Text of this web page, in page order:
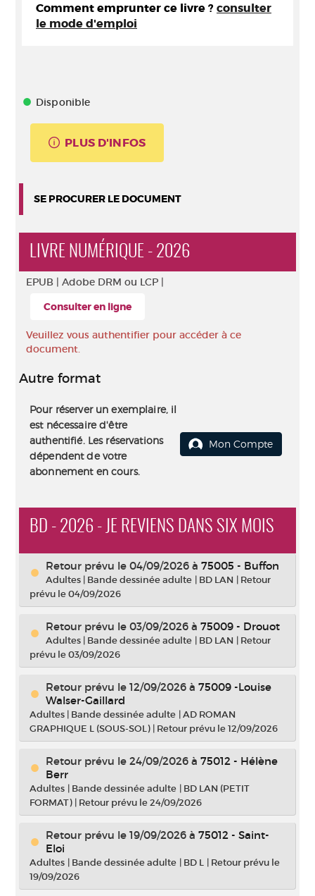
Comment emprunter ce livre ? consulter
le mode d'emploi
Disponible
PLUS D'INFOS
SE PROCURER LE DOCUMENT
LIVRE NUMÉRIQUE - 2026
EPUB | Adobe DRM ou LCP |
Consulter en ligne
Veuillez vous authentifier pour accéder à ce
document.
Autre format
Pour réserver un exemplaire, il
est nécessaire d'être
authentifié. Les réservations
dépendent de votre
abonnement en cours.
Mon Compte
BD - 2026 - JE REVIENS DANS SIX MOIS
Retour prévu le 04/09/2026 à 75005 - Buffon
Adultes | Bande dessinée adulte | BD LAN | Retour
prévu le 04/09/2026
Retour prévu le 03/09/2026 à 75009 - Drouot
Adultes | Bande dessinée adulte | BD LAN | Retour
prévu le 03/09/2026
Retour prévu le 12/09/2026 à 75009 -Louise
Walser-Gaillard
Adultes | Bande dessinée adulte |AD ROMAN
GRAPHIQUE L (SOUS-SOL) | Retour prévu le 12/09/2026
Retour prévu le 24/09/2026 à 75012 - Hélène
Berr
Adultes | Bande dessinée adulte | BD LAN (PETIT
FORMAT) | Retour prévu le 24/09/2026
Retour prévu le 19/09/2026 à 75012 - Saint-
Eloi
Adultes | Bande dessinée adulte | BD L | Retour prévu le
19/09/2026